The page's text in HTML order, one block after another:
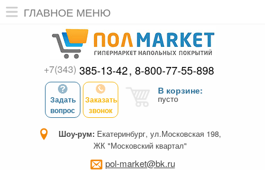
ГЛАВНОЕ МЕНЮ
+7(343) 385-13-42 8-800-77-55-898
Задать
вопрос
Заказать
звонок
В корзине:
пусто
Шоу-рум: Екатеринбург, ул.Московская 198,
ЖК "Московский квартал"
pol-market@bk.ru